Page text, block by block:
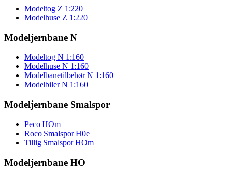
Modeltog Z 1:220
Modelhuse Z 1:220
Modeljernbane N
Modeltog N 1:160
Modelhuse N 1:160
Modelbanetilbehør N 1:160
Modelbiler N 1:160
Modeljernbane Smalspor
Peco HOm
Roco Smalspor H0e
Tillig Smalspor HOm
Modeljernbane HO